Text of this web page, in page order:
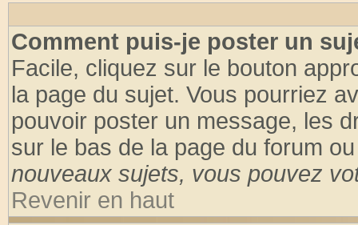
Comment puis-je poster un
Facile, cliquez sur le bouton
la page du sujet. Vous pourriez
pouvoir poster un message, les
sur le bas de la page du forum
nouveaux sujets, vous pouvez
Revenir en haut